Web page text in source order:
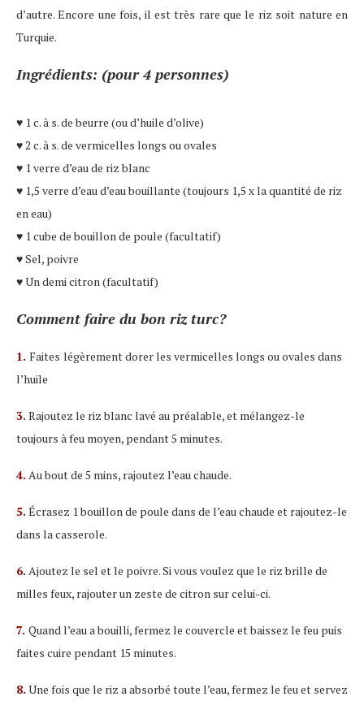
d’autre. Encore une fois, il est très rare que le riz soit nature en
Turquie.
Ingrédients: (pour 4 personnes)
♥ 1 c. à s. de beurre (ou d’huile d’olive)
♥ 2 c. à s. de vermicelles longs ou ovales
♥ 1 verre d’eau de riz blanc
♥ 1,5 verre d’eau d’eau bouillante (toujours 1,5 x la quantité de riz
en eau)
♥ 1 cube de bouillon de poule (facultatif)
♥ Sel, poivre
♥ Un demi citron (facultatif)
Comment faire du bon riz turc?
1. Faites légèrement dorer les vermicelles longs ou ovales dans
l’huile
3. Rajoutez le riz blanc lavé au préalable, et mélangez-le
toujours à feu moyen, pendant 5 minutes.
4. Au bout de 5 mins, rajoutez l’eau chaude.
5. Écrasez 1 bouillon de poule dans de l’eau chaude et rajoutez-le
dans la casserole.
6. Ajoutez le sel et le poivre. Si vous voulez que le riz brille de
milles feux, rajouter un zeste de citron sur celui-ci.
7. Quand l’eau a bouilli, fermez le couvercle et baissez le feu puis
faites cuire pendant 15 minutes.
8. Une fois que le riz a absorbé toute l’eau, fermez le feu et servez